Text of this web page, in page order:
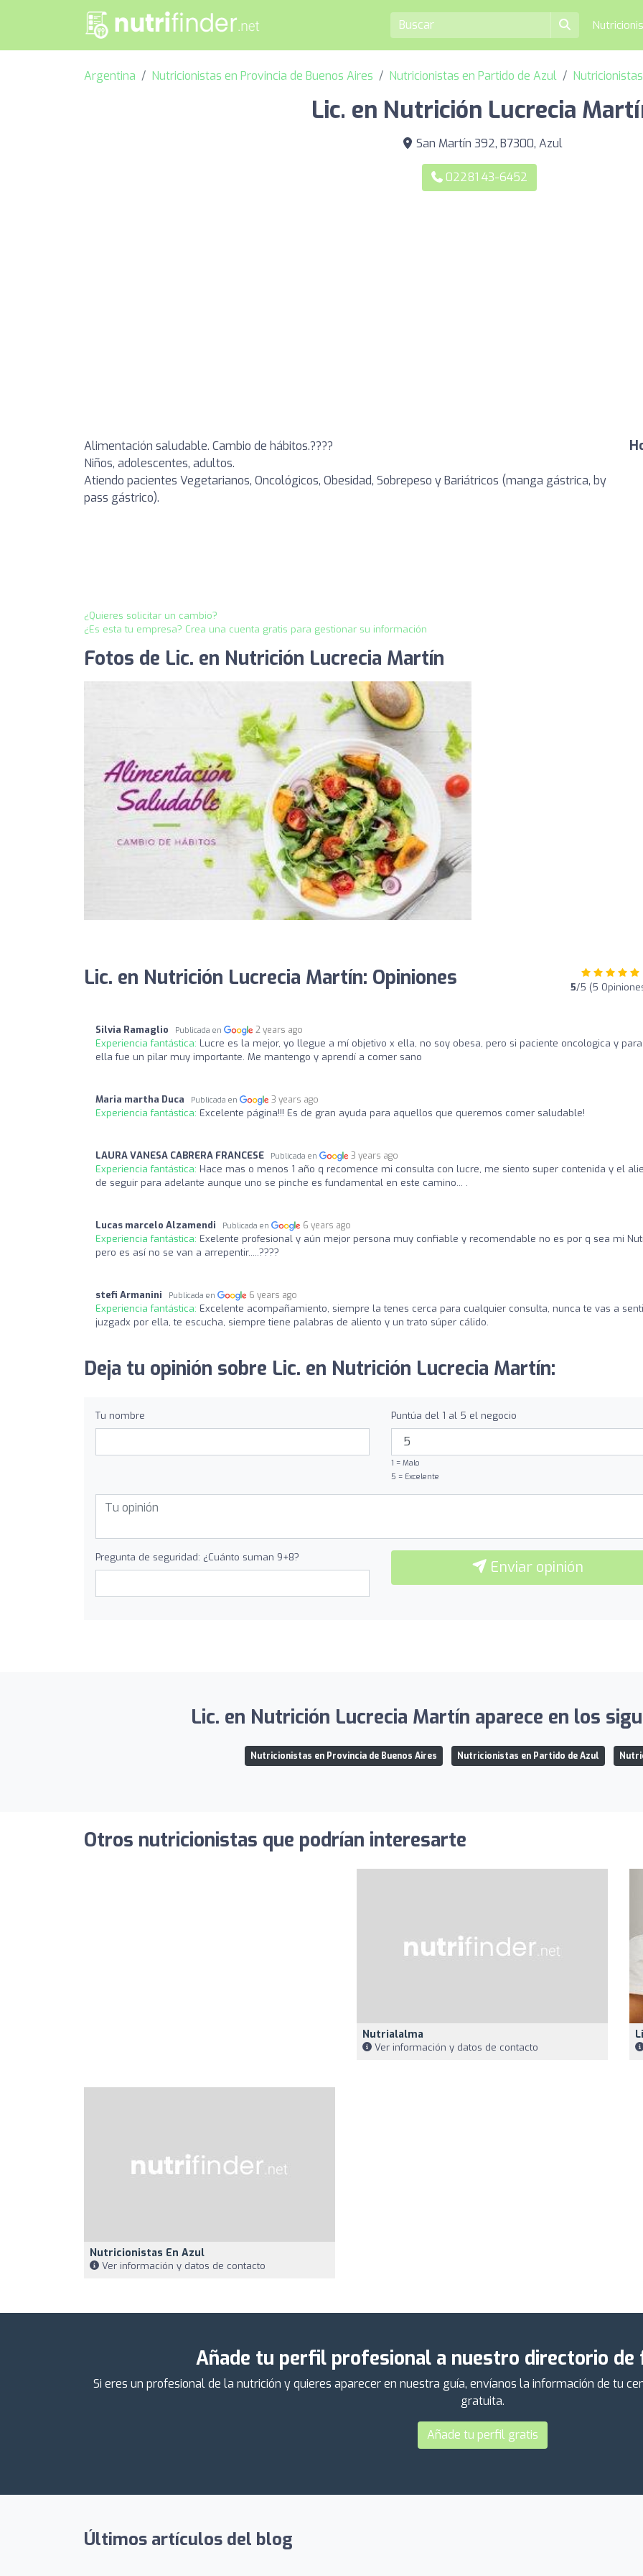
Argentina Nutricionistas en Provincia de Buenos Aires Nutricionistas en Partido de Azul
Lic. en Nutrición Lucrecia
San Martín 392, B7300, Azul
02281 43-6452
Alimentación saludable. Cambio de hábitos.????
Niños, adolescentes, adultos.
Atiendo pacientes Vegetarianos, Oncológicos, Obesidad, Sobrepeso y Bariátricos (manga gástrica, by
pass gástrico).
¿Quieres solicitar un cambio?
¿Es esta tu empresa? Crea una cuenta gratis para gestionar su información
Fotos de Lic. en Nutrición Lucrecia Martín
Lic. en Nutrición Lucrecia Martín: Opiniones 5/5 (5
Silvia Ramaglio Publicada en 2 years ago
Experiencia fantástica: Lucre es la mejor, yo llegue a mí objetivo x ella, no soy obesa, pero si paciente oncologica y
ella fue un pilar muy importante. Me mantengo y aprendí a comer sano
Maria martha Duca Publicada en 3 years ago
Experiencia fantástica: Excelente página!!! Es de gran ayuda para aquellos que queremos comer saludable!
LAURA VANESA CABRERA FRANCESE Publicada en 3 years ago
Experiencia fantástica: Hace mas o menos 1 año q recomence mi consulta con lucre, me siento super contenida y el
de seguir para adelante aunque uno se pinche es fundamental en este camino... .
Lucas marcelo Alzamendi Publicada en 6 years ago
Experiencia fantástica: Exelente profesional y aún mejor persona muy confiable y recomendable no es por q sea mi
pero es así no se van a arrepentir.....????
stefi Armanini Publicada en 6 years ago
Experiencia fantástica: Excelente acompañamiento, siempre la tenes cerca para cualquier consulta, nunca te vas a
juzgadx por ella, te escucha, siempre tiene palabras de aliento y un trato súper cálido.
Deja tu opinión sobre Lic. en Nutrición Lucrecia Martín:
Tu nombre Puntúa del 1 al 5 el negocio
1 = Malo
5 = Excelente
Pregunta de seguridad: ¿Cuánto suman 9+8?
Enviar opinión
Lic. en Nutrición Lucrecia Martín aparece en los
Nutricionistas en Provincia de Buenos Aires Nutricionistas en Partido de Azul
Otros nutricionistas que podrían interesarte
Nutrialalma
Ver información y datos de contacto
Nutricionistas En Azul
Ver información y datos de contacto
Añade tu perfil profesional a nuestro directorio
Si eres un profesional de la nutrición y quieres aparecer en nuestra guía, envíanos la información de tu
gratuita.
Añade tu perfil gratis
Últimos artículos del blog